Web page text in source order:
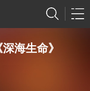
海生命》